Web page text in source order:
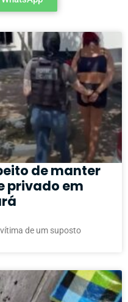
de manter
privado em
de um suposto